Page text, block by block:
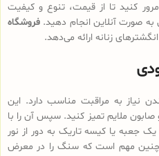
کنید تا از قیمت، تنوع و کیفیت
صورت آنلاین انجام دهید. فروشگاه
زنانه ارائه می‌دهد.
نیاز به مراقبت مناسب دارد. این
ملایم تمیز کنید. سپس آن را با
جعبه یا کیسه تاریک به دور از نور
مهم است که سنگ را در معرض